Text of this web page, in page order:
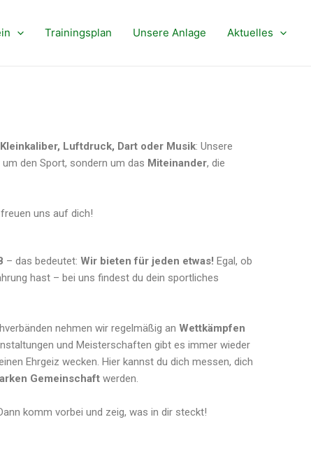
Trainingsplan Unsere Anlage Aktuelles
Luftdruck, Dart oder Musik: Unsere
den Sport, sondern um das Miteinander, die
uns auf dich!
– das bedeutet: Wir bieten für jeden etwas! Egal, ob
hast – bei uns findest du dein sportliches
nehmen wir regelmäßig an Wettkämpfen
und Meisterschaften gibt es immer wieder
Ehrgeiz wecken. Hier kannst du dich messen, dich
Gemeinschaft werden.
komm vorbei und zeig, was in dir steckt!